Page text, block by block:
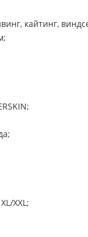
кайтинг,
XXL;